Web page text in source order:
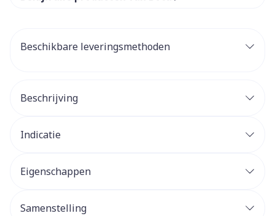
Beschikbare leveringsmethoden
Beschrijving
Indicatie
Eigenschappen
Samenstelling